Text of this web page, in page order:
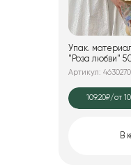
Упак.
"Роза любви"
оранжевый с
Артикул:
109.20₽/от
В